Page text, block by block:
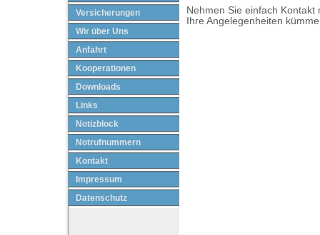
Versicherungen
Wir über Uns
Anfahrt
Kooperationen
Downloads
Links
Notizblock
Notrufnummern
Kontakt
Impressum
Datenschutz
Nehmen Sie einfach
Ihre Angelegenheiten